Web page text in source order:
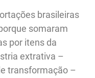
brasileiras
somaram
por itens da
extrativa –
transformação –